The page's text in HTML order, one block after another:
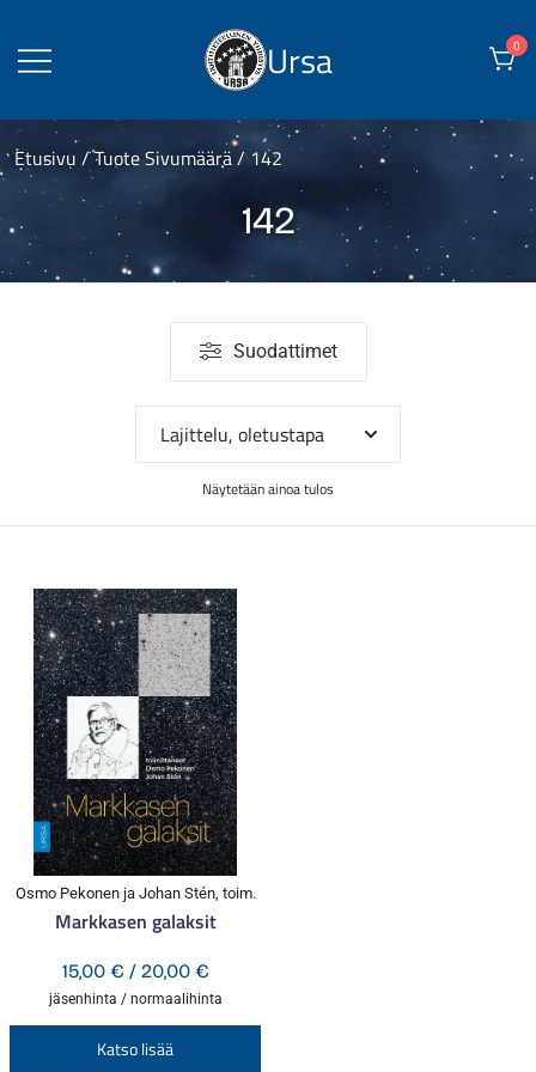
content
Ursa 0
Etusivu / Tuote Sivumäärä / 142
142
Näytetään ainoa tulos
Osmo Pekonen ja Johan Stén, toim.
Markkasen galaksit
15,00 € / 20,00 €Hintaluokka:
15,00 €
-
jäsenhinta / normaalihinta
Katso lisää
Suodattimet